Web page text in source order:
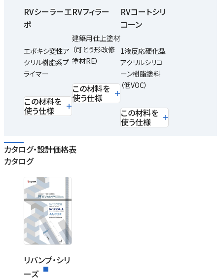
RVシーラーエ
ポ
エポキシ変性ア
クリル樹脂系プ
ライマー
この材料を
使う仕様
RVフィラー
建築用仕上塗材
（可とう形改修
塗材RE）
この材料を
使う仕様
RVコートシリ
コーン
1液反応硬化型
アクリルシリコ
ーン樹脂塗料
（低VOC）
この材料を
使う仕様
カタログ・設計価格表
カタログ
リバンプ・シリ
ーズ